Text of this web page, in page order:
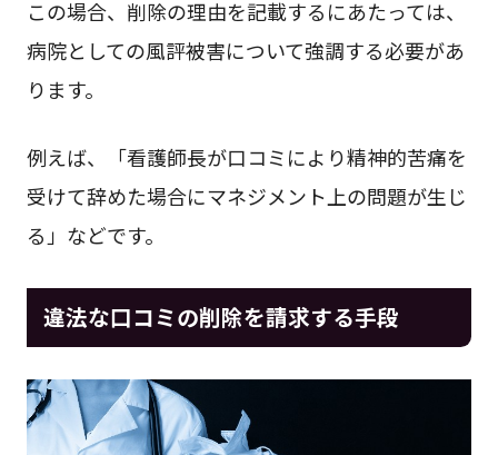
この場合、削除の理由を記載するにあたっては、
病院としての風評被害について強調する必要があ
ります。
例えば、「看護師長が口コミにより精神的苦痛を
受けて辞めた場合にマネジメント上の問題が生じ
る」などです。
違法な口コミの削除を請求する手段